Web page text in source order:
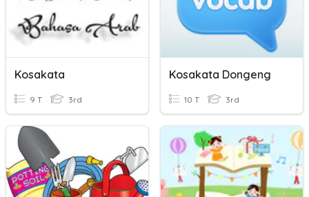
Kosakata
9 T 3rd
Kosakata Dongeng
10 T 3rd